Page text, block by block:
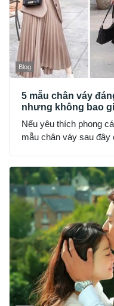
Blog
5 mẫu chân váy
nhưng không bao
Nếu yêu thích phong
mẫu chân váy sau đây